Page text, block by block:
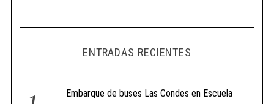
ENTRADAS RECIENTES
Embarque de buses Las Condes en Escuela